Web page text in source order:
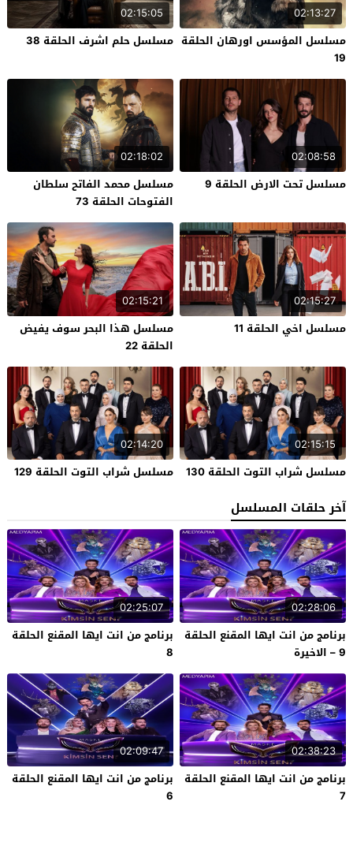
02:13:27
مسلسل المؤسس اورهان الحلقة
19
02:15:05
مسلسل حلم اشرف الحلقة 38
02:08:58
مسلسل تحت الارض الحلقة 9
02:18:02
مسلسل محمد الفاتح سلطان
الفتوحات الحلقة 73
02:15:27
مسلسل اخي الحلقة 11
02:15:21
مسلسل هذا البحر سوف يفيض
الحلقة 22
02:15:15
مسلسل شراب التوت الحلقة 130
02:14:20
مسلسل شراب التوت الحلقة 129
آخر حلقات المسلسل
02:28:06
برنامج من انت ايها المقنع الحلقة
9 – الاخيرة
02:25:07
برنامج من انت ايها المقنع الحلقة
8
02:38:23
برنامج من انت ايها المقنع الحلقة
7
02:09:47
برنامج من انت ايها المقنع الحلقة
6